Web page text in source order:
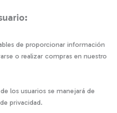
de proporcionar información
o realizar compras en nuestro
los usuarios se manejará de
privacidad.